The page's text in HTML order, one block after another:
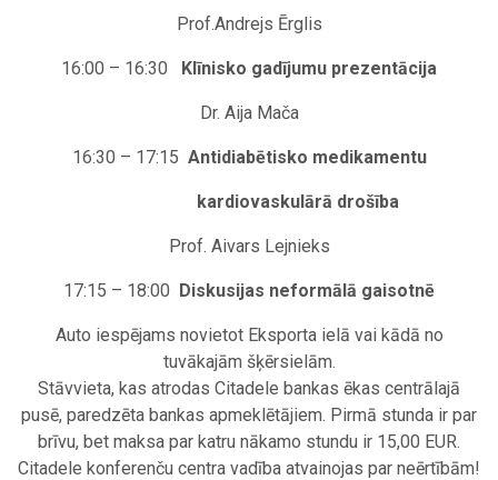
Prof.Andrejs Ērglis
16:00 – 16:30 Klīnisko gadījumu prezentācija
Dr. Aija Mača
16:30 – 17:15 Antidiabētisko medikamentu
kardiovaskulārā drošība
Prof. Aivars Lejnieks
17:15 – 18:00 Diskusijas neformālā gaisotnē
Auto iespējams novietot Eksporta ielā vai kādā no
tuvākajām šķērsielām.
Stāvvieta, kas atrodas Citadele bankas ēkas centrālajā
pusē, paredzēta bankas apmeklētājiem. Pirmā stunda ir par
brīvu, bet maksa par katru nākamo stundu ir 15,00 EUR.
Citadele konferenču centra vadība atvainojas par neērtībām!